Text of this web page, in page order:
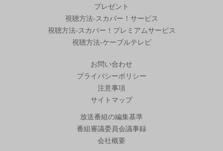
プレゼント
視聴方法-スカパー！サービス
視聴方法-スカパー！プレミアムサービス
視聴方法-ケーブルテレビ
お問い合わせ
プライバシーポリシー
注意事項
サイトマップ
放送番組の編集基準
番組審議委員会議事録
会社概要